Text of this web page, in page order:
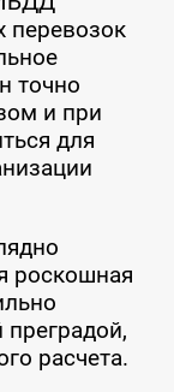
перевозок
точно
и при
для
роскошная
преградой,
расчета.